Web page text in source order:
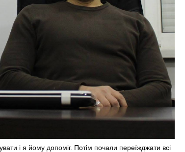
і я йому допоміг. Потім почали переїжджати всі